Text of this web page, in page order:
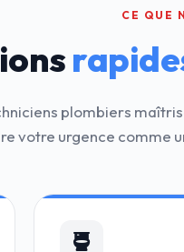
CE QUE
plombiers
votre urgence comme